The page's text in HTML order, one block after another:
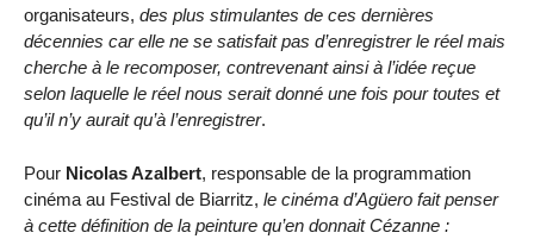
organisateurs, des plus stimulantes de ces dernières
décennies car elle ne se satisfait pas d’enregistrer le réel mais
cherche à le recomposer, contrevenant ainsi à l’idée reçue
selon laquelle le réel nous serait donné une fois pour toutes et
qu’il n’y aurait qu’à l’enregistrer.
Pour Nicolas Azalbert, responsable de la programmation
cinéma au Festival de Biarritz, le cinéma d’Agüero fait penser
à cette définition de la peinture qu’en donnait Cézanne :